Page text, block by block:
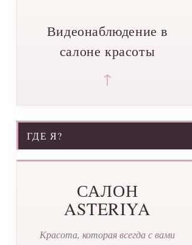
Видеонаблюдение в
салоне красоты
↑
ГДЕ Я?
САЛОН
ASTERIYA
Красота, которая всегда с вами